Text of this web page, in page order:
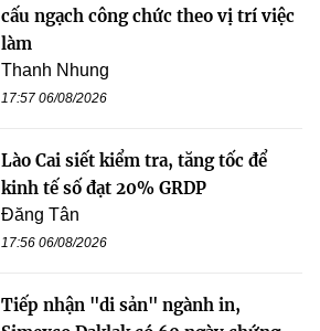
cấu ngạch công chức theo vị trí việc
làm
Thanh Nhung
17:57 06/08/2026
Lào Cai siết kiểm tra, tăng tốc để
kinh tế số đạt 20% GRDP
Đăng Tân
17:56 06/08/2026
Tiếp nhận "di sản" ngành in,